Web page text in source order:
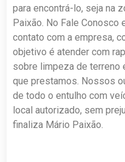
para encontrá-lo, seja na
Paixão. No Fale Conosco
contato com a empresa,
objetivo é atender com
sobre limpeza de terreno
que prestamos. Nossos
de todo o entulho com
local autorizado, sem
finaliza Mário Paixão.